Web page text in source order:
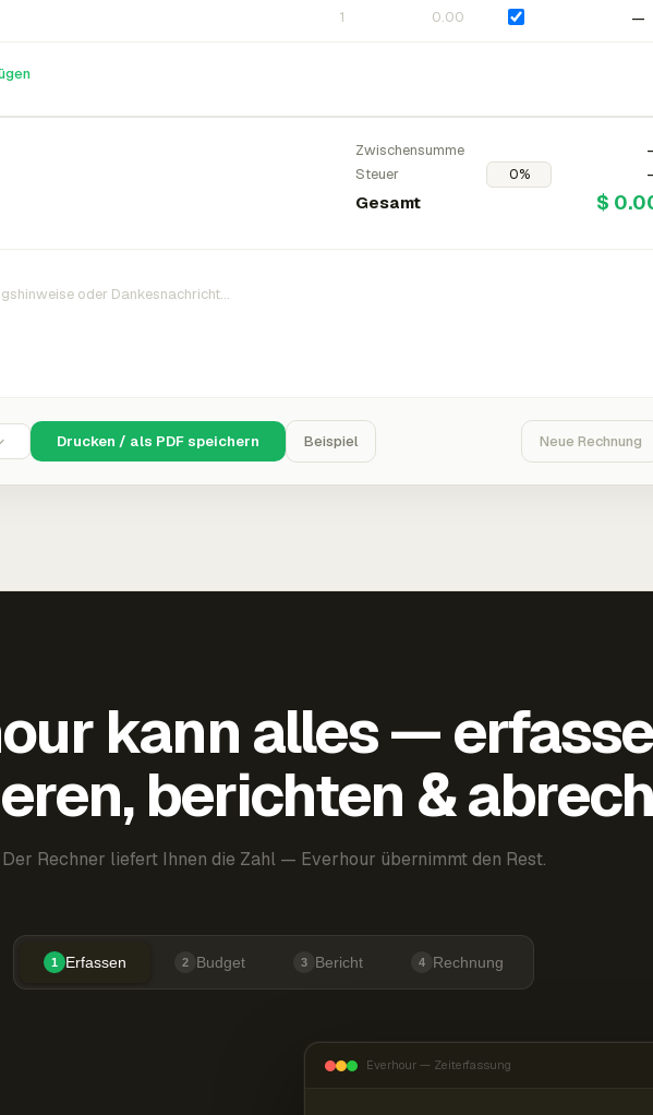
—
Zwischensumme
Steuer
Gesamt $
Drucken / als PDF speichern Beispiel Neue Rechnung
kann alles —
berichten &
Der Rechner liefert Ihnen die Zahl — Everhour übernimmt den Rest.
1 Erfassen 2 Budget 3 Bericht 4 Rechnung
Everhour — Zeiterfassung